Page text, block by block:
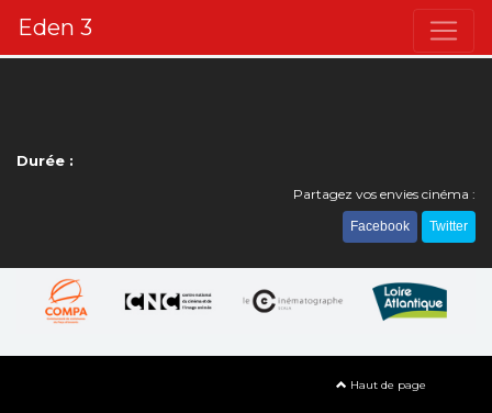
Eden 3
Durée :
Partagez vos envies cinéma :
Facebook Twitter
Haut de page